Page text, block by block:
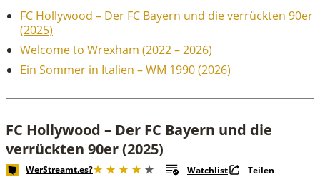
FC Hollywood – Der FC Bayern und die verrückten 90er
(2025)
Welcome to Wrexham (2022 – 2026)
Ein Sommer in Italien – WM 1990 (2026)
FC Hollywood – Der FC Bayern und die
verrückten 90er (2025)
WerStreamt.es? Watchlist Teilen